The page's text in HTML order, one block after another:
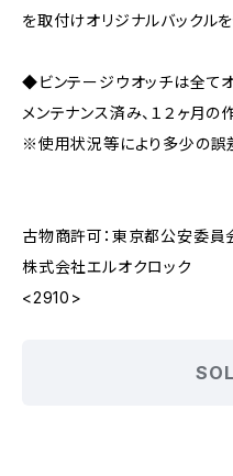
を取付けオリジナルバックルを
◆ビンテージウオッチは全て
メンテナンス済み、１２ヶ月の
※使用状況等により多少の誤
古物商許可：東京都公安委
株式会社エルオクロック
<2910>